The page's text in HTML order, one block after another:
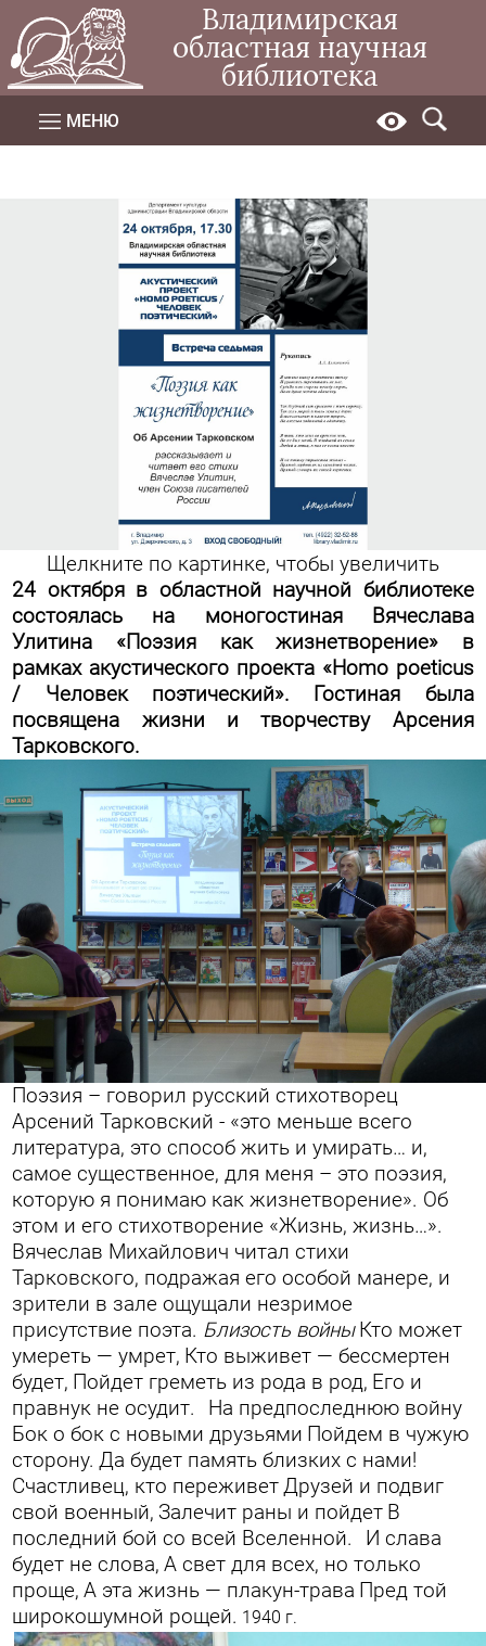
Владимирская
областная научная
библиотека
МЕНЮ
Щелкните по картинке, чтобы увеличить
24 октября в областной научной библиотеке
состоялась на моногостиная Вячеслава
Улитина «Поэзия как жизнетворение» в
рамках акустического проекта «Homo poeticus
/ Человек поэтический». Гостиная была
посвящена жизни и творчеству Арсения
Тарковского.
Поэзия – говорил русский стихотворец
Арсений Тарковский - «это меньше всего
литература, это способ жить и умирать… и,
самое существенное, для меня – это поэзия,
которую я понимаю как жизнетворение». Об
этом и его стихотворение «Жизнь, жизнь…».
Вячеслав Михайлович читал стихи
Тарковского, подражая его особой манере, и
зрители в зале ощущали незримое
присутствие поэта. Близость войны Кто может
умереть — умрет, Кто выживет — бессмертен
будет, Пойдет греметь из рода в род, Его и
правнук не осудит.
На предпоследнюю войну
Бок о бок с новыми друзьями Пойдем в чужую
сторону. Да будет память близких с нами!
Счастливец, кто переживетДрузей и подвиг
свой военный, Залечит раны и пойдет В
последний бой со всей Вселенной.
И слава
будет не слова, А свет для всех, но только
проще, А эта жизнь — плакун-трава Пред той
широкошумной рощей. 1940 г.